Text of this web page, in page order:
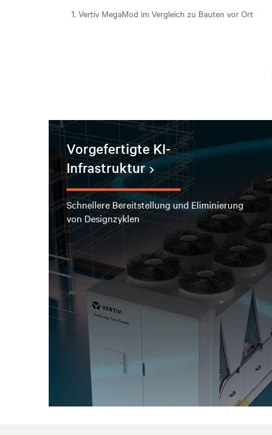
1. Vertiv MegaMod im Vergleich zu Bauten vor Ort
Vorgefertigte KI-
Infrastruktur
Schnellere Bereitstellung und Eliminierung
von Designzyklen